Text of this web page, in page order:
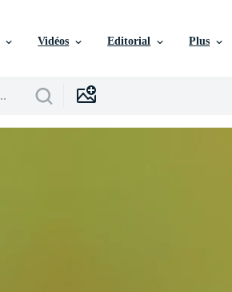
Vidéos Editorial Plus